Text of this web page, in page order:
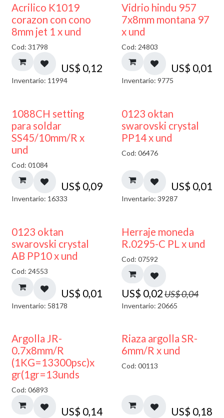
Acrilico K1019
corazon con cono
8mm jet 1 x und
Cod: 31798
US$ 0,12
Inventario: 11994
40% DESCUENTO
Vidrio hindu 957
7x8mm montana 97
x und
Cod: 24803
US$ 0,01
Inventario: 9775
1088CH setting
para soldar
SS45/10mm/R x
und
Cod: 01084
US$ 0,09
Inventario: 16333
0123 oktan
swarovski crystal
PP14 x und
Cod: 06476
US$ 0,01
Inventario: 39287
0123 oktan
swarovski crystal
AB PP10 x und
Cod: 24553
US$ 0,01
Inventario: 58178
50% DESCUENTO
Herraje moneda
R.0295-C PL x und
Cod: 07592
US$ 0,02US$0,04
Inventario: 20665
Argolla JR-
0.7x8mm/R
(1KG=13300psc)x
gr(1gr=13unds
Cod: 06893
US$ 0,14
Riaza argolla SR-
6mm/R x und
Cod: 00113
US$ 0,18